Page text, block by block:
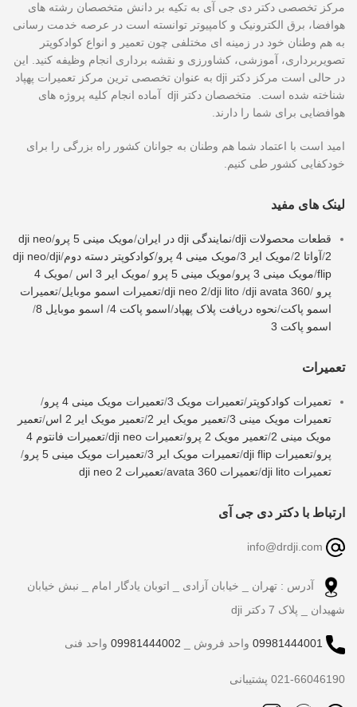
مرکز تخصصی دکتر دی جی آی به تکیه بر دانش متخصصان رشته های
هوافضا، برق الکترونیک و کامپیوتر توانسته است در عرصه خدمت رسانی
به هم وطنان خود در زمینه ای مختلفی چون تعمیر و انواع کوادکوپتر
تصویربرداری، آموزشی، کشاورزی و نقشه برداری انجام وظیفه کنید. این
در حالی است مرکز دکتر dji به عنوان تخصصی ترین مرکز تعمیرات پهپاد
شناخته شده است. متخصصان دکتر dji آماده انجام کلیه پروژه های
هوافضایی برای شما را دارند.
امید است با اعتماد شما هم وطنان به جوانان کشور راه بزرگی را برای
خودکفایی کشور طی کنیم.
لینک های مفید
قطعات محصولات dji /نمایندگی dji در ایران /مویک مینی 5 پرو /
dji neo
2
/آواتا 2 /مویک ایر 3 /مویک مینی 4 پرو /کوادکوپتر دسته دوم/
dji neo/dji
flip
/مویک مینی 3 پرو /مویک مینی 5 پرو /مویک ایر 3 اس /
مویک 4
پرو /
dji neo 2/dji lito /dji avata 360
/تعمیرات اسمو موبایل/تعمیرات
اسمو پاکت/نحوه دریافت پلاک پهپاد/اسمو پاکت 4 / اسمو موبایل 8
/
اسمو پاکت 3
تعمیرات
تعمیرات کوادکوپتر /تعمیرات مویک 3 /تعمیرات مویک مینی 4 پرو
/
تعمیرات مویک مینی 3
/تعمیر مویک ایر 2 /تعمیر مویک ایر 2 اس /تعمیر
مویک مینی 2
/تعمیر مویک 2 پرو /تعمیرات dji neo /
تعمیرات فانتوم 4
پرو/تعمیرات dji flip /تعمیرات مویک ایر 3 /تعمیرات مویک مینی 5 پرو
/
تعمیرات dji lito
/تعمیرات avata 360 /تعمیرات dji neo 2
ارتباط با دکتر دی جی آی
آدرس : تهران _ خیابان آزادی _ اتوبان یادگار امام _ نبش خیابان
شهیدان _ پلاک 7 دکتر dji
09981444001 واحد فروش _ 09981444002 واحد فنی
021-66046190 پشتیبانی